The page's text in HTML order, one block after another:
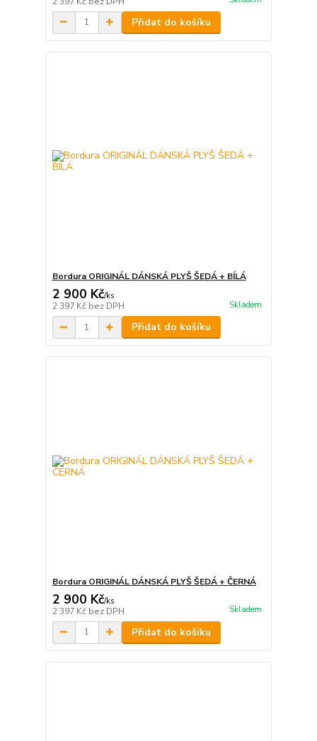
Přidat do košíku
Bordura ORIGINÁL DÁNSKÁ PLYŠ ŠEDÁ + BÍLÁ
2 900 Kč/ks
2 397 Kč bez DPH Skladem
Přidat do košíku
Bordura ORIGINÁL DÁNSKÁ PLYŠ ŠEDÁ + ČERNÁ
2 900 Kč/ks
2 397 Kč bez DPH Skladem
Přidat do košíku